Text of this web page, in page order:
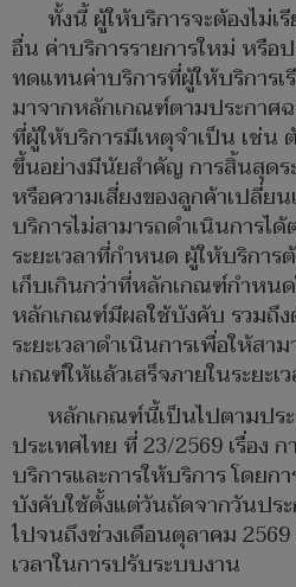
ทั้งนี้ ผู้ให้บริการจะต้องไม่เ
อื่น ค่าบริการรายการใหม่ หรือ
ทดแทนค่าบริการที่ผู้ให้บริการเ
มาจากหลักเกณฑ์ตามประกา
ที่ผู้ให้บริการมีเหตุจำเป็น เช่น
ขึ้นอย่างมีนัยสำคัญ การสิ้นสุดร
หรือความเสี่ยงของลูกค้าเปลี่
บริการไม่สามารถดำเนินการไ
ระยะเวลาที่กำหนด ผู้ให้บริการ
เก็บเกินกว่าที่หลักเกณฑ์กำห
หลักเกณฑ์มีผลใช้บังคับ รวมถึ
ระยะเวลาดำเนินการเพื่อให้ส
เกณฑ์ให้แล้วเสร็จภายในระยะ
หลักเกณฑ์นี้เป็นไปตามปร
ประเทศไทย ที่ 23/2569 เรื่อง
บริการและการให้บริการ โดย
บังคับใช้ตั้งแต่วันถัดจากวันปร
ไปจนถึงช่วงเดือนตุลาคม 2569
เวลาในการปรับระบบงาน